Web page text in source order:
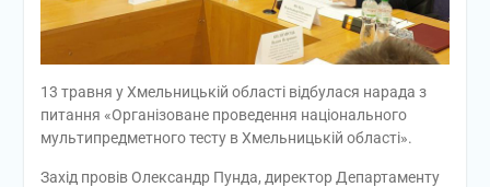
13 травня у Хмельницькій області відбулася нарада з
питання «Організоване проведення національного
мультипредметного тесту в Хмельницькій області».
Захід провів Олександр Пунда, директор Департаменту